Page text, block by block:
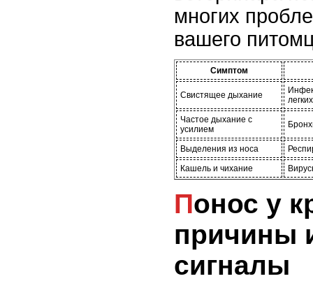
многих
вашего
Симптом
Свистящее дыхание
легких
Частое дыхание с
усилием
Выделения из носа
Кашель и чихание
Понос у кролика:
причины
сигналы